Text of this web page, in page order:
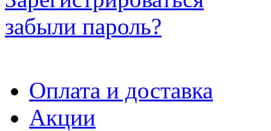
забыли пароль?
Оплата и доставка
Акции